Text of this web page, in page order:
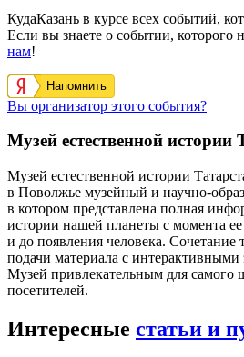
КудаКазань в курсе всех событий,
Если вы знаете о событии, которого
нам!
Напомнить
Вы организатор этого события?
Музей естественной истории
Музей естественной истории
в Поволжье музейный и научно-
в котором представлена полная
истории нашей планеты с момента ее
и до появления человека.
подачи материала с
Музей привлекательным для самого
посетителей.
Интересные статьи и